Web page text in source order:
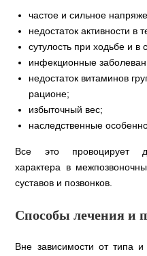
частое и сильное
недостаток активности в
сутулость при ходьбе и
инфекционные
недостаток витаминов
рационе;
избыточный вес;
наследственные
Все это провоцирует
характера в
суставов и позвонков.
Способы лечения и
Вне зависимости от типа и